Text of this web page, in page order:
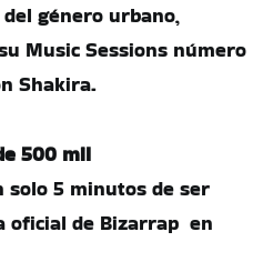
género urbano,
Music Sessions número
Shakira.
500 mil
5 minutos de ser
oficial de Bizarrap en